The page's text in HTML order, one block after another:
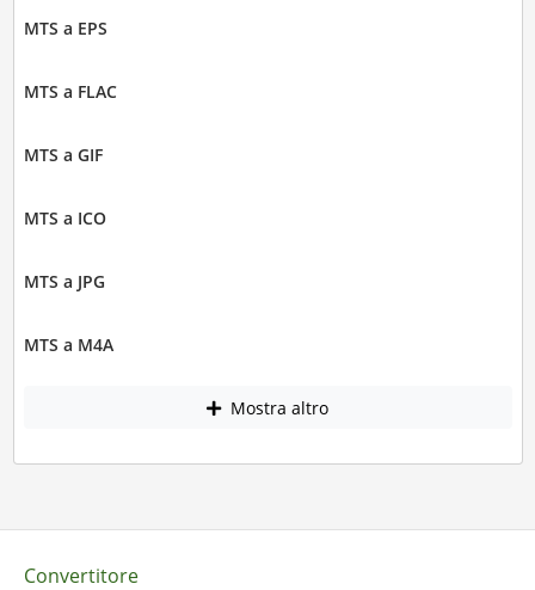
MTS a EPS
MTS a FLAC
MTS a GIF
MTS a ICO
MTS a JPG
MTS a M4A
Mostra altro
Convertitore